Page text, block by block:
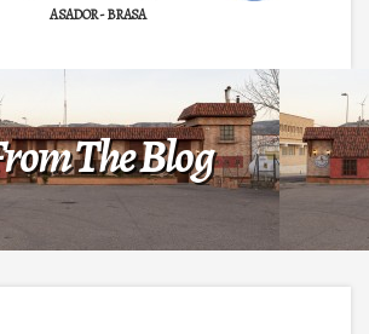
ASADOR - BRASA
The Blog